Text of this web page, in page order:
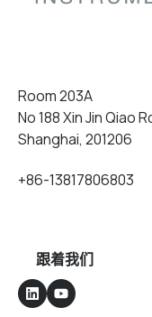
Room 203A
No 188 Xin Jin Qiao
Shanghai, 201206
+86-13817806803
跟着我们